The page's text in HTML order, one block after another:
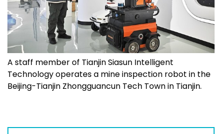
A staff member of Tianjin Siasun Intelligent
Technology operates a mine inspection robot in the
Beijing-Tianjin Zhongguancun Tech Town in Tianjin.